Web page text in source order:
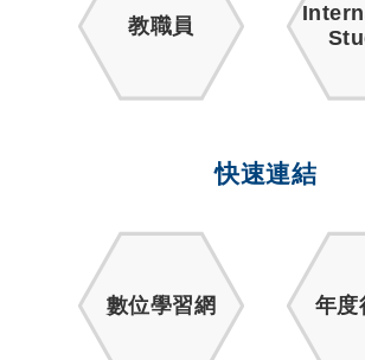
教職員
快速連結
數位學習網 年度